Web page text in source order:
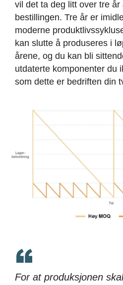
vil det ta deg litt over tre
bestillingen. Tre år er
moderne
kan slutte å produseres i
årene, og du kan bli
utdaterte komponenter du
som dette er bedriften din
For at produksjonen